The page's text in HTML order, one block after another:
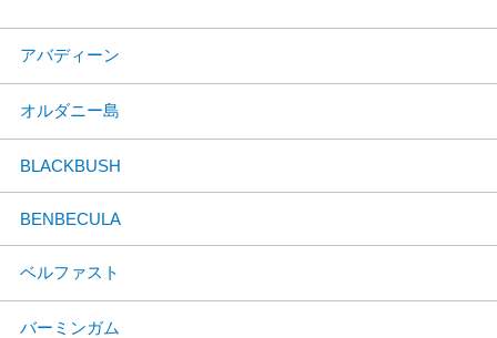
アバディーン
オルダニー島
BLACKBUSH
BENBECULA
ベルファスト
バーミンガム